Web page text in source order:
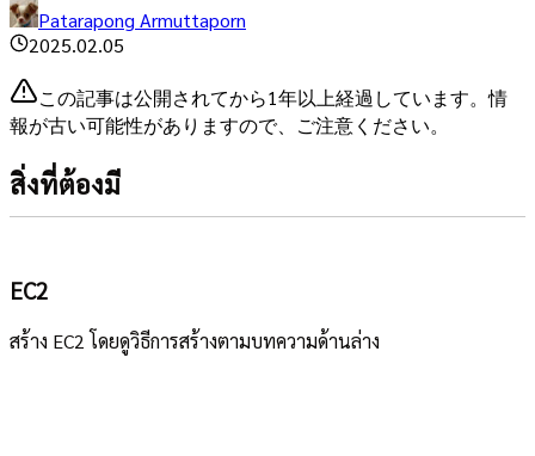
Patarapong Armuttaporn
2025.02.05
この記事は公開されてから1年以上経過しています。情
報が古い可能性がありますので、ご注意ください。
สิ่งที่ต้องมี
EC2
สร้าง EC2 โดยดูวิธีการสร้างตามบทความด้านล่าง